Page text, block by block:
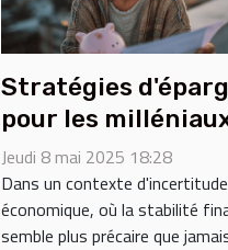
Stratégies
pour les
face à l'incertitude
économique
Jeudi 8 mai 2025 18:28
Dans un contexte d'incertitude
économique, où la stabilité
semble plus précaire que